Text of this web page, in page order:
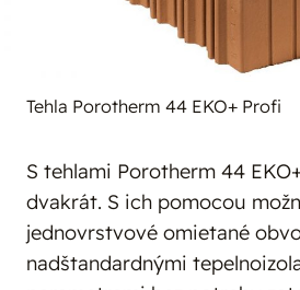
Tehla Porotherm 44 EKO+ Profi
S tehlami Porotherm 44
dvakrát. S ich pomocou
jednovrstvové omietané
nadštandardnými